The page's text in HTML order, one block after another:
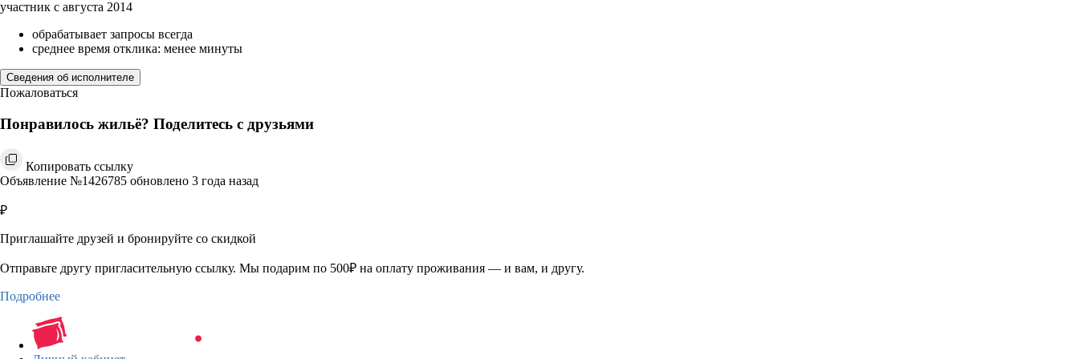
участник с августа 2014
обрабатывает запросы всегда
среднее время отклика: менее минуты
Сведения об исполнителе
Пожаловаться
Понравилось жильё? Поделитесь с друзьями
Копировать ссылку
Объявление №1426785 обновлено 3 года назад
₽
Приглашайте друзей и бронируйте со скидкой
Отправьте другу пригласительную ссылку. Мы подарим по 500₽ на оплату проживания — и вам, и другу.
Подробнее